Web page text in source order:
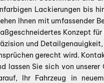
Lackierungen bis
Ihnen mit umfassender
Konzept
und
gerecht wird.
lassen Sie sich von
Ihr Fahrzeug in